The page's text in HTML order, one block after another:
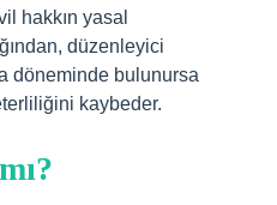
hakkın yasal
düzenleyici
döneminde bulunursa
kaybeder.